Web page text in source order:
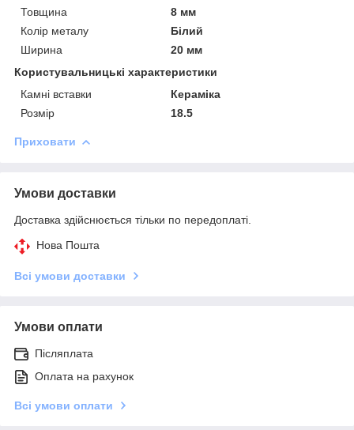
Товщина
8 мм
Колір металу
Білий
Ширина
20 мм
Користувальницькі характеристики
Камні вставки
Кераміка
Розмір
18.5
Приховати
Умови доставки
Доставка здійснюється тільки по передоплаті.
Нова Пошта
Всі умови доставки
Умови оплати
Післяплата
Оплата на рахунок
Всі умови оплати